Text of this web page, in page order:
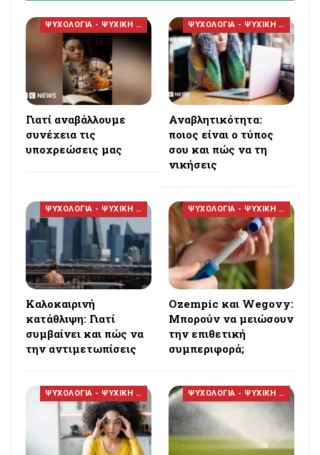
ΨΥΧΟΛΟΓΙΑ - ΨΥΧΙΚΗ ΥΓΕΙΑ
Γιατί αναβάλλουμε
συνέχεια τις
υποχρεώσεις μας
ΨΥΧΟΛΟΓΙΑ - ΨΥΧΙΚΗ ΥΓΕΙΑ
Αναβλητικότητα:
ποιος είναι ο τύπος
σου και πώς να τη
νικήσεις
ΨΥΧΟΛΟΓΙΑ - ΨΥΧΙΚΗ ΥΓΕΙΑ
Καλοκαιρινή
κατάθλιψη: Γιατί
συμβαίνει και πώς να
την αντιμετωπίσεις
ΨΥΧΟΛΟΓΙΑ - ΨΥΧΙΚΗ ΥΓΕΙΑ
Ozempic και Wegovy:
Μπορούν να μειώσουν
την επιθετική
συμπεριφορά;
ΨΥΧΟΛΟΓΙΑ - ΨΥΧΙΚΗ ΥΓΕΙΑ ΨΥΧΟΛΟΓΙΑ - ΨΥΧΙΚΗ ΥΓΕΙΑ